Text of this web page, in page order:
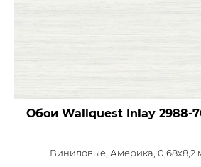
Обои Wallquest Inlay 2988-
Виниловые, Америка, 0,68x8,2